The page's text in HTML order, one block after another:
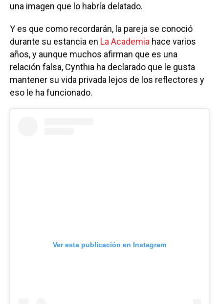
una imagen que lo habría delatado.
Y es que como recordarán, la pareja se conoció
durante su estancia en La Academia hace varios
años, y aunque muchos afirman que es una
relación falsa, Cynthia ha declarado que le gusta
mantener su vida privada lejos de los reflectores y
eso le ha funcionado.
Ver esta publicación en Instagram